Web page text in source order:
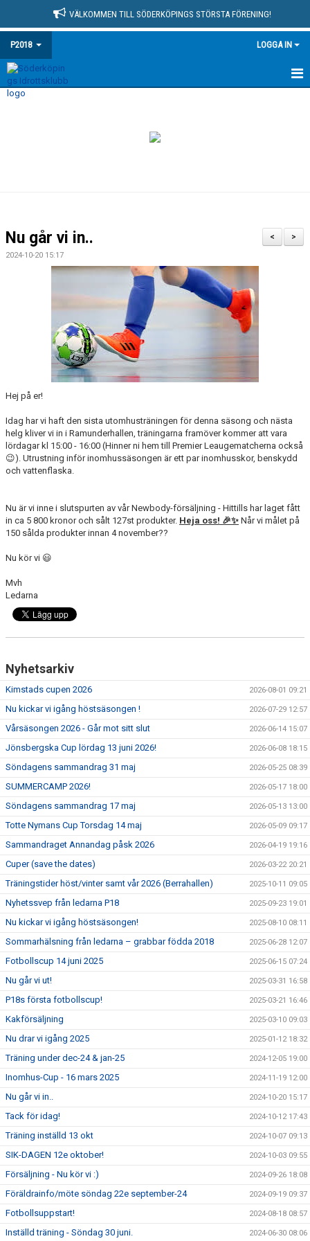
VÄLKOMMEN TILL SÖDERKÖPINGS STÖRSTA FÖRENING!
P2018 LOGGA IN
HEM
BILDGALLERI
>
<
Nu går vi in..
2024-10-20 15:17
Hej på er!
Idag har vi haft den sista utomhusträningen för denna säsong och nästa
helg kliver vi in i Ramunderhallen, träningarna framöver kommer att vara
lördagar kl 15:00 - 16:00 (Hinner ni hem till Premier Leaugematcherna också
😉). Utrustning inför inomhussäsongen är ett par inomhusskor, benskydd
och vattenflaska.
Nu är vi inne i slutspurten av vår Newbody-försäljning - Hittills har laget fått
in ca 5 800 kronor och sålt 127st produkter. Heja oss! 🎉✨ Når vi målet på
150 sålda produkter innan 4 november??
Nu kör vi 😃
Mvh
Ledarna
Nyhetsarkiv
Kimstads cupen 2026 2026-08-01 09:21
Nu kickar vi igång höstsäsongen ! 2026-07-29 12:57
Vårsäsongen 2026 - Går mot sitt slut 2026-06-14 15:07
Jönsbergska Cup lördag 13 juni 2026! 2026-06-08 18:15
Söndagens sammandrag 31 maj 2026-05-25 08:39
SUMMERCAMP 2026! 2026-05-17 18:00
Söndagens sammandrag 17 maj 2026-05-13 13:00
Totte Nymans Cup Torsdag 14 maj 2026-05-09 09:17
Sammandraget Annandag påsk 2026 2026-04-19 19:16
Cuper (save the dates) 2026-03-22 20:21
Träningstider höst/vinter samt vår 2026 (Berrahallen) 2025-10-11 09:05
Nyhetssvep från ledarna P18 2025-09-23 19:01
Nu kickar vi igång höstsäsongen! 2025-08-10 08:11
Sommarhälsning från ledarna – grabbar födda 2018 2025-06-28 12:07
Fotbollscup 14 juni 2025 2025-06-15 07:24
Nu går vi ut! 2025-03-31 16:58
P18s första fotbollscup! 2025-03-21 16:46
Kakförsäljning 2025-03-10 09:03
Nu drar vi igång 2025 2025-01-12 18:32
Träning under dec-24 & jan-25 2024-12-05 19:00
Inomhus-Cup - 16 mars 2025 2024-11-19 12:00
Nu går vi in.. 2024-10-20 15:17
Tack för idag! 2024-10-12 17:43
Träning inställd 13 okt 2024-10-07 09:13
SIK-DAGEN 12e oktober! 2024-10-03 09:55
Försäljning - Nu kör vi :) 2024-09-26 18:08
Föräldrainfo/möte söndag 22e september-24 2024-09-19 09:37
Fotbollsuppstart! 2024-08-18 08:57
Inställd träning - Söndag 30 juni. 2024-06-30 08:06